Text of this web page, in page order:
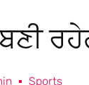
Sports